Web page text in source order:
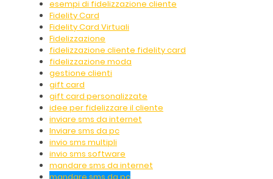
esempi di fidelizzazione cliente
Fidelity Card
Fidelity Card Virtuali
Fidelizzazione
fidelizzazione cliente fidelity card
fidelizzazione moda
gestione clienti
gift card
gift card personalizzate
idee per fidelizzare il cliente
inviare sms da internet
Inviare sms da pc
invio sms multipli
invio sms software
mandare sms da internet